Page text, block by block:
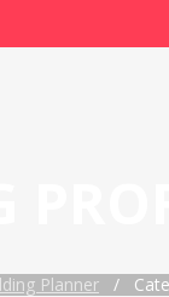
Planner /